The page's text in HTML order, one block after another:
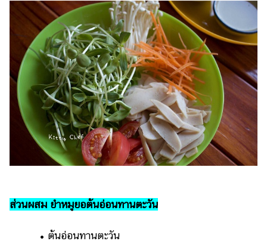
ออนไลน์
ติดต่อ
โฆษณา
แจ้ง
ปัญหา
ร่วม
งาน
กับ
เรา
ส่วนผสม ยำหมูยอต้นอ่อนทานตะวัน
• ต้นอ่อนทานตะวัน